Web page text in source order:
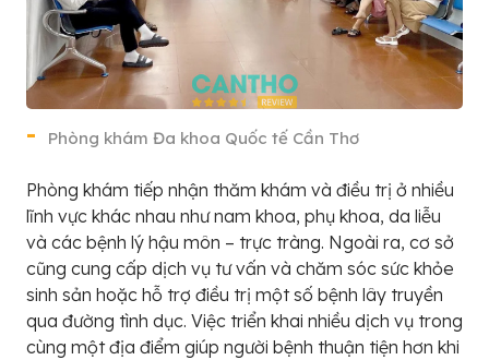
Phòng khám Đa khoa Quốc tế Cần Thơ
Phòng khám tiếp nhận thăm khám và điều trị ở nhiều
lĩnh vực khác nhau như nam khoa, phụ khoa, da liễu
và các bệnh lý hậu môn – trực tràng. Ngoài ra, cơ sở
cũng cung cấp dịch vụ tư vấn và chăm sóc sức khỏe
sinh sản hoặc hỗ trợ điều trị một số bệnh lây truyền
qua đường tình dục. Việc triển khai nhiều dịch vụ trong
cùng một địa điểm giúp người bệnh thuận tiện hơn khi